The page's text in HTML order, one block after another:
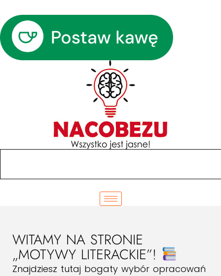
WITAMY NA STRONIE
„MOTYWY LITERACKIE”!
Znajdziesz tutaj bogaty wybór opracowań